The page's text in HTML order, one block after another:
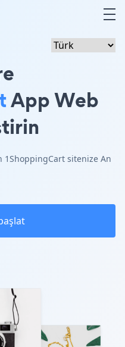
App Web
1ShoppingCart sitenize An